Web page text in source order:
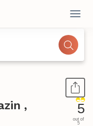
,
5
out of
5